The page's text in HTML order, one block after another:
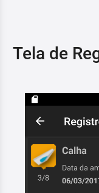
Tela de